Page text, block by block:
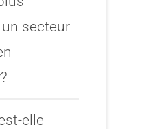
secteur
elle